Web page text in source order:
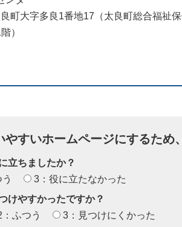
町大字多良1番地17（太良町総合福祉
）
やすいホームページにするた
立ちましたか？
3：役に立たなかった
けやすかったですか？
：ふつう
3：見つけにくかった